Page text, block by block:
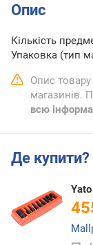
Опис
Кількість
Упаковка (тип
Опис
магазинів.
всю
Де купити?